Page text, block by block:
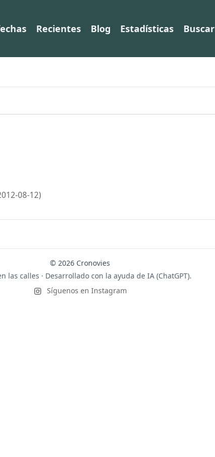
Recientes Blog Estadísticas Buscar
08-12)
© 2026 Cronovies
las calles · Desarrollado con la ayuda de IA (ChatGPT).
Síguenos en Instagram